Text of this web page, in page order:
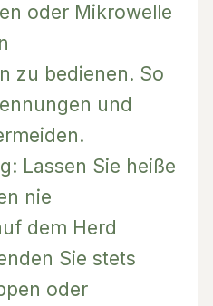
oder Mikrowelle
zu bedienen. So
und
Lassen Sie heiße
nie
dem Herd
Sie stets
oder